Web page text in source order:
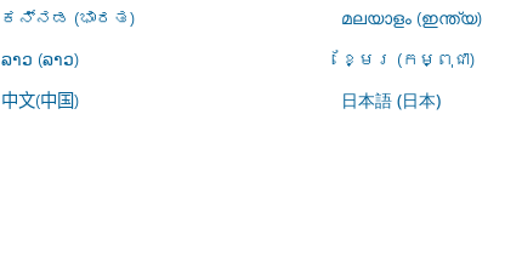
ಕನ್ನಡ (ಭಾರತ)
മലയാളം (ഇന്ത്യ)
ລາວ (ລາວ)
ខ្មែរ (កម្ពុជា)
中文(中国) 日本語 (日本)